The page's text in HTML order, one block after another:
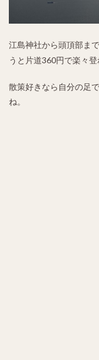
江島神社から頭頂部ま
うと片道360円で楽々登
散策好きなら自分の足
ね。